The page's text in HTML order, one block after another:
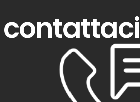
contattaci